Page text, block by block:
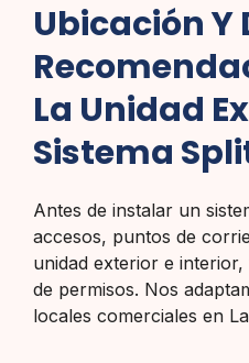
Ubicación
La Unidad
Sistema
Antes de instalar un
accesos, puntos de
unidad exterior e interior,
de permisos. Nos
locales comerciales en